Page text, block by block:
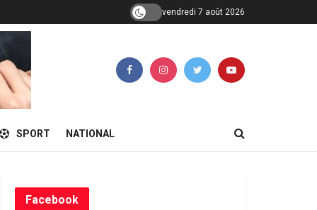
vendredi 7 août 2026
SPORT NATIONAL
Facebook